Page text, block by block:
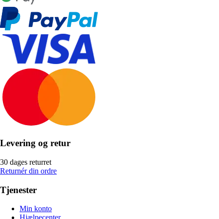
Levering og retur
30 dages returret
Returnér din ordre
Tjenester
Min konto